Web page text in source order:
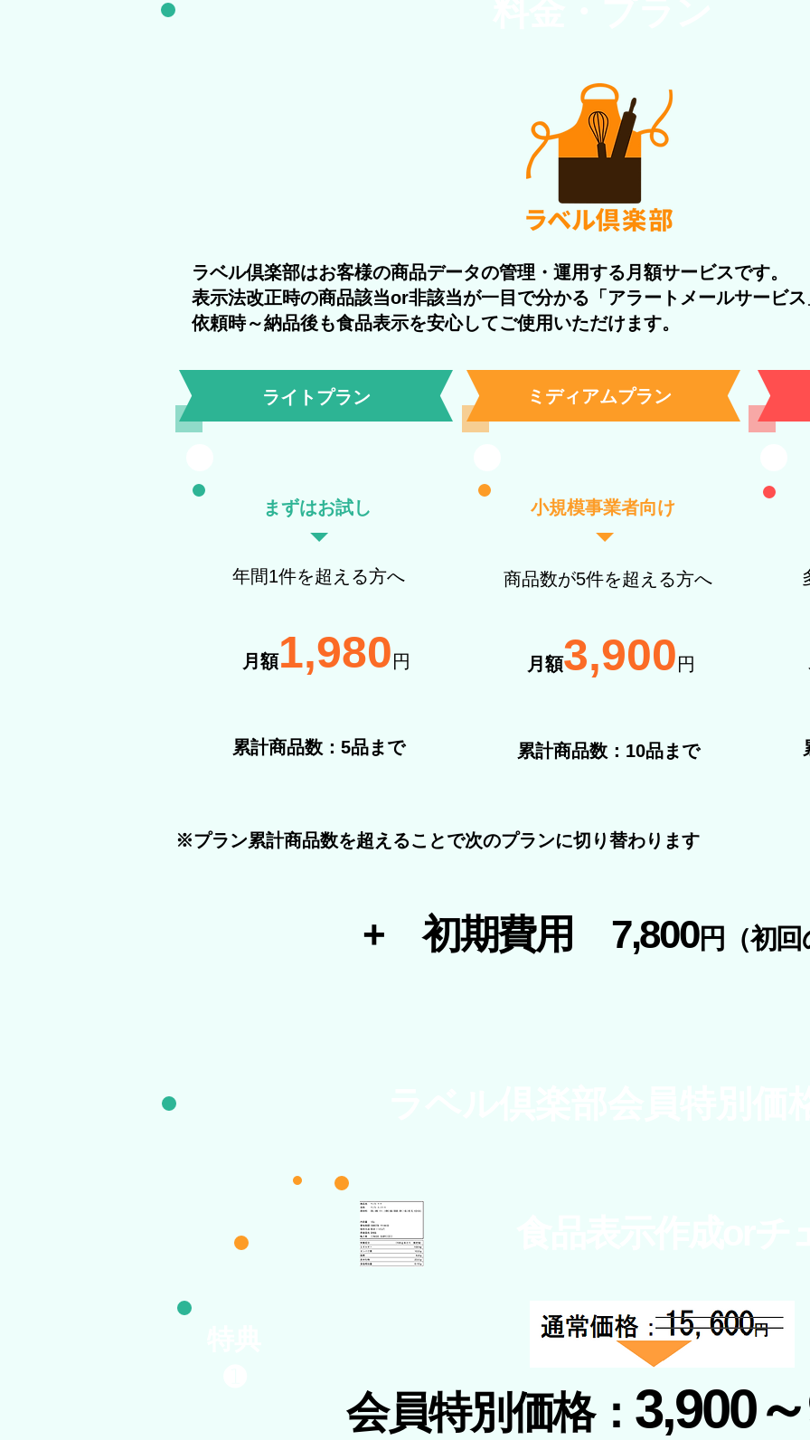
ラベル倶楽部はお客様の商品データの管理・運用する月額サービスです。
表示法改正時の商品該当or非該当が一目で分かる「アラートメールサービス
依頼時～納品後も食品表示を安心してご使用いただけます。
まずはお試し
​年間1件を超える方へ
月額1,980 円
累計商品数： 5品まで
ライトプラン
小規模事業者向け
商品数が5件を超える方へ
月額3,900 円
累計商品数：10品まで
ミディアムプラン
※プラン累計商品数を超えることで次のプランに切り替わります
​+ 初期費用 7,800円 （初回
会員特別価格：​ 3,900